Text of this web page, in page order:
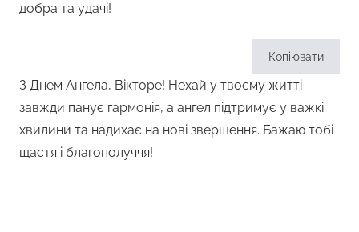
добра та удачі!
Копіювати
З Днем Ангела, Вікторе! Нехай у твоєму житті
завжди панує гармонія, а ангел підтримує у важкі
хвилини та надихає на нові звершення. Бажаю тобі
щастя і благополуччя!